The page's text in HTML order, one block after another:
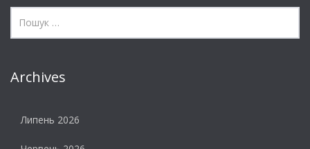
Archives
Липень 2026